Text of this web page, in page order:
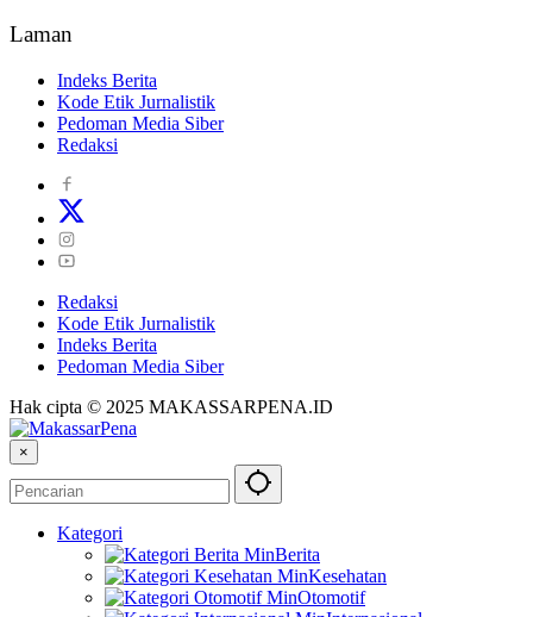
Laman
Indeks Berita
Kode Etik Jurnalistik
Pedoman Media Siber
Redaksi
Redaksi
Kode Etik Jurnalistik
Indeks Berita
Pedoman Media Siber
Hak cipta © 2025 MAKASSARPENA.ID
×
Kategori
Berita
Kesehatan
Otomotif